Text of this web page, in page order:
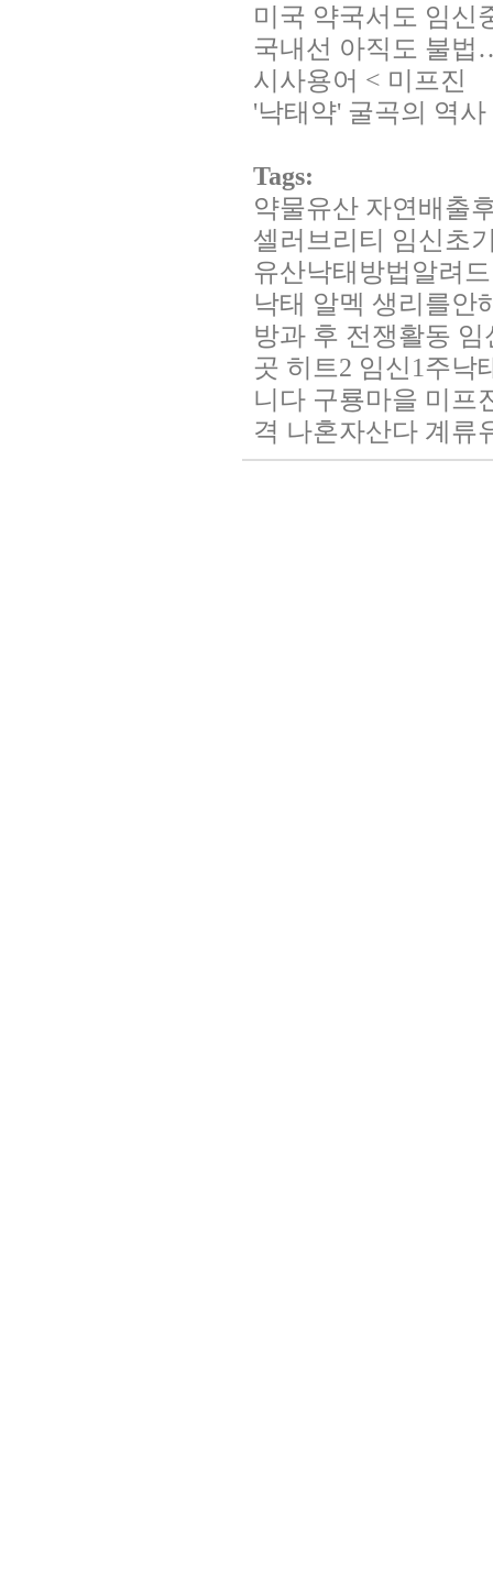
미국 약국서도 임신
국내선 아직도 불
시사용어 < 미프진
'낙태약' 굴곡의 역사
Tags:
약물유산 자연배출
셀러브리티
임신초
유산낙태방법알려
낙태 알멕 생리를안
방과 후 전쟁활동 임
곳 히트2 임신1주낙
니다 구룡마을 미프
격 나혼자산다 계류